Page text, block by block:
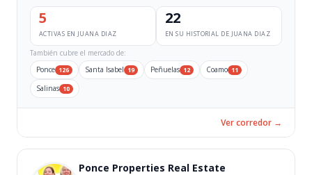
5
ACTIVAS EN JUANA DIAZ
22
EN SU HISTORIAL DE JUANA DIAZ
También cubre el mercado de:
Ponce 126 Santa Isabel 19 Peñuelas 12 Coamo 11
Salinas 10
Ver corredor →
Ponce Properties Real Estate